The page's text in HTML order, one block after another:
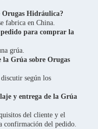
Orugas Hidráulica?
fabrica en China.
para comprar la
grúa.
la Grúa sobre Orugas
según los
y entrega de la Grúa
del cliente y el
confirmación del pedido.